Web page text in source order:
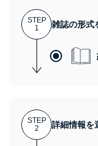
STEP
1
雑誌の形式
STEP
2
詳細情報を